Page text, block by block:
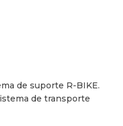
de suporte R-BIKE.
de transporte